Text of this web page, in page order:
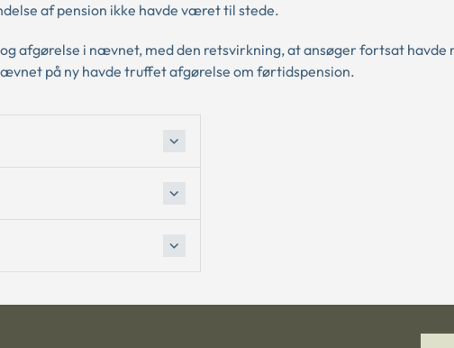
af pension ikke havde været til stede.
afgørelse i nævnet, med den retsvirkning, at ansøger fortsat havde
på ny havde truffet afgørelse om førtidspension.